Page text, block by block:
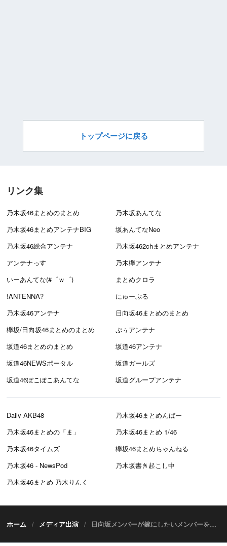
トップページに戻る
リンク集
乃木坂46まとめのまとめ
乃木坂あんてな
乃木坂46まとめアンテナBIG
坂あんてなNeo
乃木坂46総合アンテナ
乃木坂462chまとめアンテナ
アンテナっす
乃木欅アンテナ
いーあんてな(#゜ｗ゜)
まとめクロラ
!ANTENNA?
にゅーぷる
乃木坂46アンテナ
日向坂46まとめのまとめ
欅坂/日向坂46まとめのまとめ
ぷぅアンテナ
坂道46まとめのまとめ
坂道46アンテナ
坂道46NEWSポータル
坂道ガールズ
坂道46ぽこぽこあんてな
坂道グループアンテナ
Daily AKB48
乃木坂46まとめんばー
乃木坂46まとめの「ま」
乃木坂46まとめ 1/46
乃木坂46タイムズ
欅坂46まとめちゃんねる
乃木坂46 - NewsPod
乃木坂書き起こし中
乃木坂46まとめ 乃木りんく
ホーム メディア出演 日向坂メンバーが嫁にしたいメンバーをランキング形式で発表！ 日テレ「HINABINGO！2」 [8/19 25:34～]